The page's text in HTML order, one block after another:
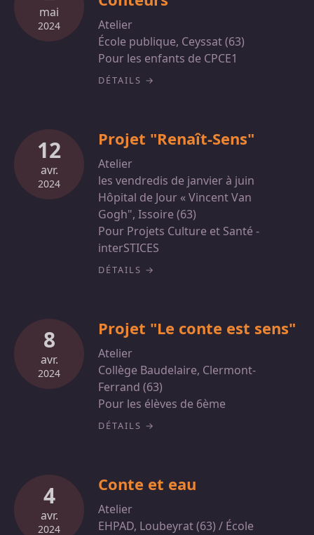
mai
2024
Atelier
École publique, Ceyssat (63)
Pour les enfants de CPCE1
DÉTAILS
12
avr.
2024
Projet "Renaît-Sens"
Atelier
les vendredis de janvier à juin
Hôpital de Jour « Vincent Van
Gogh", Issoire (63)
Pour Projets Culture et Santé -
interSTICES
DÉTAILS
8
avr.
2024
Projet "Le conte est sens"
Atelier
Collège Baudelaire, Clermont-
Ferrand (63)
Pour les élèves de 6ème
DÉTAILS
4
avr.
2024
Conte et eau
Atelier
EHPAD, Loubeyrat (63) / École